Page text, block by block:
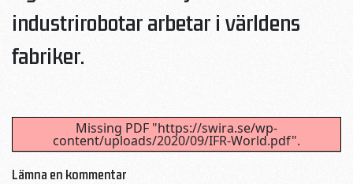
industrirobotar arbetar i världens
fabriker.
Missing PDF "https://swira.se/wp-
content/uploads/2020/09/IFR-World.pdf".
Lämna en kommentar